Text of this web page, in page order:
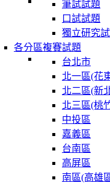
筆試試題
口試試題
獨立研究
各分區複賽試題
台北市
北一區(花
北二區(新
北三區(桃
中投區
嘉義區
台南區
高屏區
南區(高雄